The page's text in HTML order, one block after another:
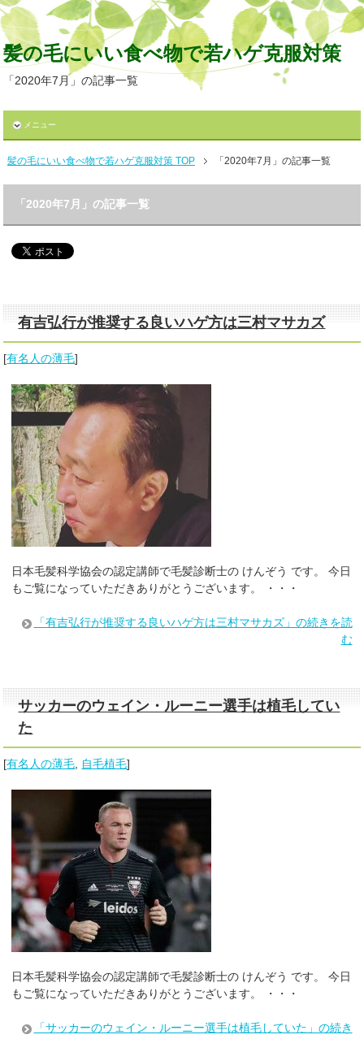
髪の毛にいい食べ物で若ハゲ克服対策
「2020年7月」の記事一覧
メニュー
髪の毛にいい食べ物で若ハゲ克服対策 TOP 「2020年7月」の記事一覧
「2020年7月」の記事一覧
有吉弘行が推奨する良いハゲ方は三村マサカズ
[有名人の薄毛]
日本毛髪科学協会の認定講師で毛髪診断士の けんぞう です。 今日
もご覧になっていただきありがとうございます。 ・・・
「有吉弘行が推奨する良いハゲ方は三村マサカズ」の続きを読
む
サッカーのウェイン・ルーニー選手は植毛してい
た
[有名人の薄毛 自毛植毛]
日本毛髪科学協会の認定講師で毛髪診断士の けんぞう です。 今日
もご覧になっていただきありがとうございます。 ・・・
「サッカーのウェイン・ルーニー選手は植毛していた」の続き